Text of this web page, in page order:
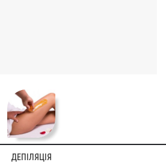
ДЕПІЛЯЦІЯ